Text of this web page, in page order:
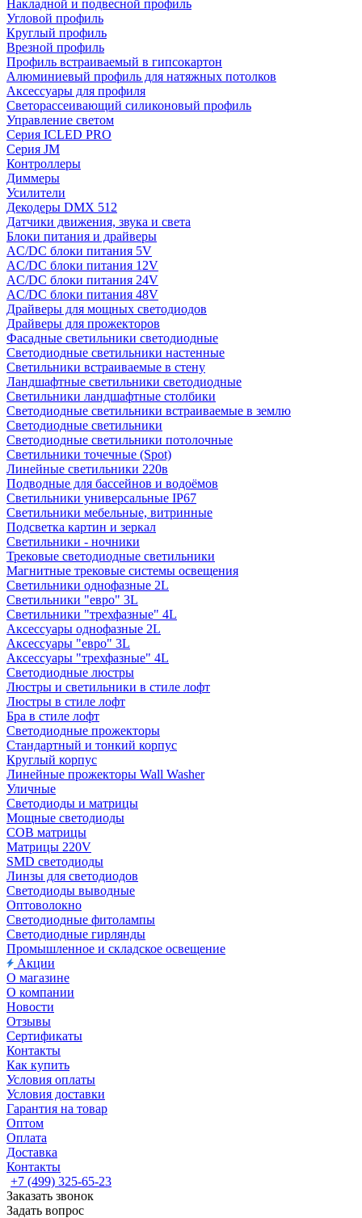
Накладной и подвесной профиль
Угловой профиль
Круглый профиль
Врезной профиль
Профиль встраиваемый в гипсокартон
Алюминиевый профиль для натяжных потолков
Аксессуары для профиля
Светорассеивающий силиконовый профиль
Управление светом
Серия ICLED PRO
Серия JM
Контроллеры
Диммеры
Усилители
Декодеры DMX 512
Датчики движения, звука и света
Блоки питания и драйверы
AC/DC блоки питания 5V
AC/DC блоки питания 12V
AC/DC блоки питания 24V
AC/DC блоки питания 48V
Драйверы для мощных светодиодов
Драйверы для прожекторов
Фасадные светильники светодиодные
Светодиодные светильники настенные
Светильники встраиваемые в стену
Ландшафтные светильники светодиодные
Светильники ландшафтные столбики
Светодиодные светильники встраиваемые в землю
Светодиодные светильники
Светодиодные светильники потолочные
Светильники точечные (Spot)
Линейные светильники 220в
Подводные для бассейнов и водоёмов
Светильники универсальные IP67
Светильники мебельные, витринные
Подсветка картин и зеркал
Светильники - ночники
Трековые светодиодные светильники
Магнитные трековые системы освещения
Светильники однофазные 2L
Светильники "евро" 3L
Светильники "трехфазные" 4L
Аксессуары однофазные 2L
Аксессуары "евро" 3L
Аксессуары "трехфазные" 4L
Светодиодные люстры
Люстры и светильники в стиле лофт
Люстры в стиле лофт
Бра в стиле лофт
Светодиодные прожекторы
Стандартный и тонкий корпус
Круглый корпус
Линейные прожекторы Wall Washer
Уличные
Светодиоды и матрицы
Мощные светодиоды
COB матрицы
Матрицы 220V
SMD светодиоды
Линзы для светодиодов
Светодиоды выводные
Оптоволокно
Светодиодные фитолампы
Светодиодные гирлянды
Промышленное и складское освещение
Акции
О магазине
О компании
Новости
Отзывы
Сертификаты
Контакты
Как купить
Условия оплаты
Условия доставки
Гарантия на товар
Оптом
Оплата
Доставка
Контакты
+7 (499) 325-65-23
Заказать звонок
Задать вопрос